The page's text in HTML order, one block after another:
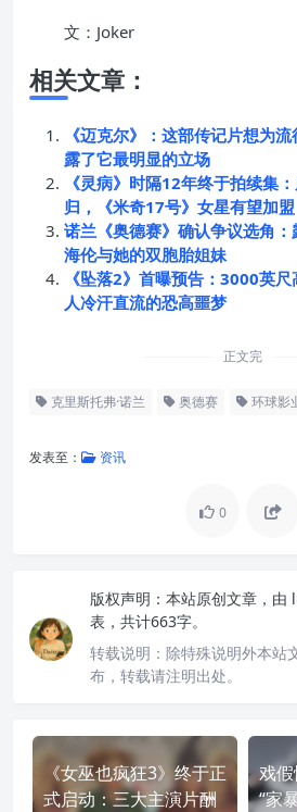
文：Joker
相关文章：
《迈克尔》：这部传记片想为
露了它最明显的立场
《灵病》时隔12年终于拍续集
归，《米奇17号》女星有望加盟
诺兰《奥德赛》确认争议选角：
海伦与她的双胞胎姐妹
《坠落2》首曝预告：3000英
人冷汗直流的恐高噩梦
正文完
克里斯托弗·诺兰 奥德赛 环球影
发表至： 资讯
0
版权声明： 本站原创文章，由
表，共计663字。
转载说明： 除特殊说明外本站
布，转载请注明出处。
《女巫也疯狂3》终于正
式启动：三大主演片酬
戏
“家